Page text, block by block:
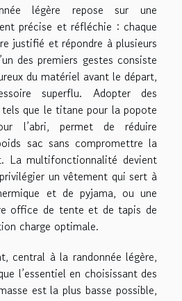
légère repose sur une
précise et réfléchie : chaque
justifié et répondre à plusieurs
des premiers gestes consiste
du matériel avant le départ,
superflu. Adopter des
que le titane pour la popote
l’abri, permet de réduire
sac sans compromettre la
La multifonctionnalité devient
un vêtement qui sert à
et de pyjama, ou une
office de tente et de tapis de
charge optimale.
central à la randonnée légère,
l’essentiel en choisissant des
est la plus basse possible,